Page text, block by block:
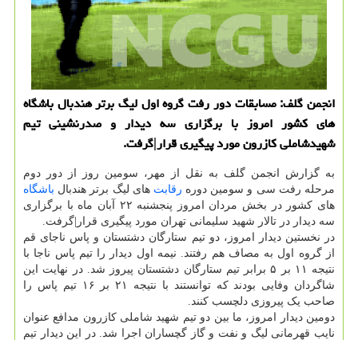
انجمن گلف: مسابقات دور رفت گروه اول لیگ برتر هندبال باشگاه
های كشور امروز با برگزاری سه دیدار و صدرنشینی تیم
شهیدشاملی كازرون مورد پیگیری قرار|گرفت.
به گزارش انجمن گلف به نقل از مهر، سومین روز از دور دوم
مرحله رفت سی و سومین دوره رقابت های لیگ برتر هندبال باشگاه
های کشور در بخش مردان امروز پنجشنبه ۲۲ آبان ماه با برگزاری
سه دیدار در تالار شهید سلیمانی تهران مورد پیگیری قرار|گرفت.
در نخستین دیدار امروز، دو تیم ستارگان دشتستان و پاس ناجای قم
از گروه اول به مصاف هم رفتند. نیمه اول دیدار را تیم پاس ناجا با
نتیجه ۱۱ بر ۵ برابر تیم ستارگان دشتستان پیروز شد. در نهایت این
شاگردان وفایی بودند که توانستند با نتیجه ۲۱ بر ۱۶ تیم پاس را
صاحب یک پیروزی دلچسب کنند.
دومین دیدار امروز، ما بین دو تیم شهید شاملی کازرون مدافع عنوان
نایب قهرمانی لیگ و نفت و گاز گچساران اجرا شد. در این دیدار تیم